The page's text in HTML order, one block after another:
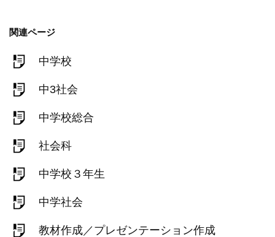
関連ページ
中学校
中3社会
中学校総合
社会科
中学校３年生
中学社会
教材作成／プレゼンテーション作成